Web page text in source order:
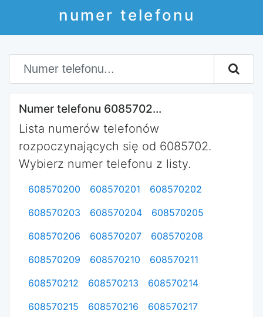
numer telefonu
Numer telefonu 6085702...
Lista numerów telefonów
rozpoczynających się od 6085702.
Wybierz numer telefonu z listy.
608570200 608570201
608570202
608570203
608570204
608570205
608570206
608570207
608570208
608570209
608570210
608570211
608570212
608570213
608570214
608570215
608570216
608570217